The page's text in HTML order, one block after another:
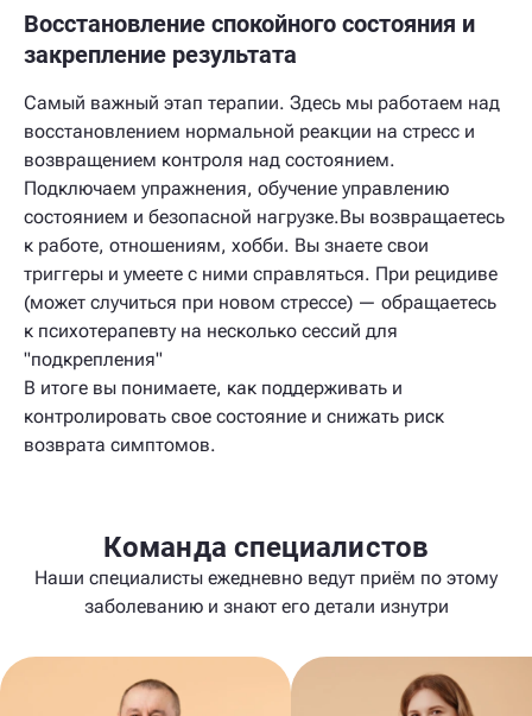
Восстановление спокойного состояния и
закрепление результата
Самый важный этап терапии. Здесь мы работаем над
восстановлением нормальной реакции на стресс и
возвращением контроля над состоянием.
Подключаем упражнения, обучение управлению
состоянием и безопасной нагрузке.Вы возвращаетесь
к работе, отношениям, хобби. Вы знаете свои
триггеры и умеете с ними справляться. При рецидиве
(может случиться при новом стрессе) — обращаетесь
к психотерапевту на несколько сессий для
"подкрепления"
В итоге вы понимаете, как поддерживать и
контролировать свое состояние и снижать риск
возврата симптомов.
Команда специалистов
Наши специалисты ежедневно ведут приём по этому
заболеванию и знают его детали изнутри